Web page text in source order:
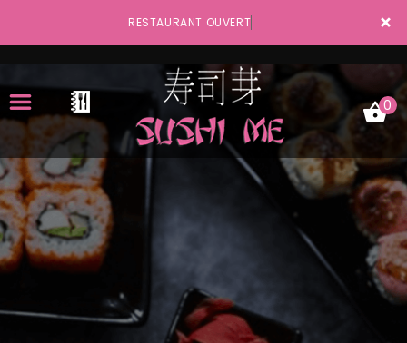
×
RESTAURANT OUVERT
ACCUEIL
LA CARTE
VOTRE COMPTE
NOTRE RESTAURANT
0